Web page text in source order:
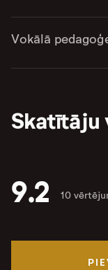
Vokālā
Skatītāju
9.2 10